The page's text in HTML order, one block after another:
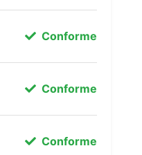
Conforme
Conforme
Conforme